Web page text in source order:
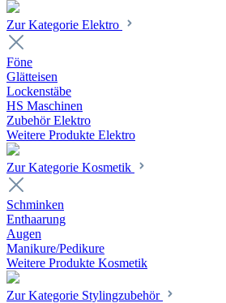
Zur Kategorie Elektro
Föne
Glätteisen
Lockenstäbe
HS Maschinen
Zubehör Elektro
Weitere Produkte Elektro
Zur Kategorie Kosmetik
Schminken
Enthaarung
Augen
Manikure/Pedikure
Weitere Produkte Kosmetik
Zur Kategorie Stylingzubehör